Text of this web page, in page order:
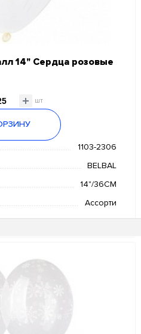
14" Сердца розовые
шт
1103-2306
BELBAL
14"/36СМ
Ассорти